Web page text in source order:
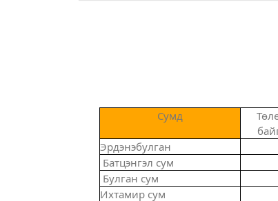
Сумд
Эрдэнэбулган
Батцэнгэл сум
Булган сум
Ихтамир сум